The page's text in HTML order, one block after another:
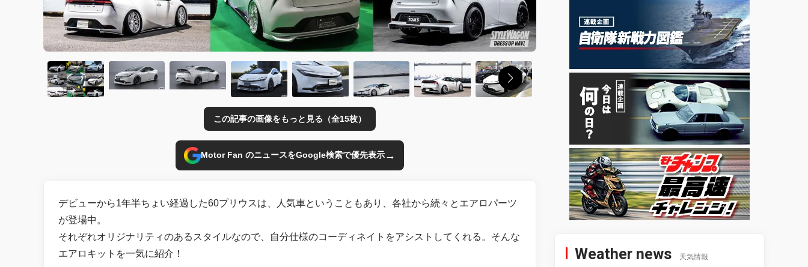
この記事の画像をもっと見る（全15枚）
Motor Fan のニュースをGoogle検索で優先表示→
デビューから1年半ちょい経過した60プリウスは、人気車ということもあり、各社から続々とエアロパーツ
が登場中。
それぞれオリジナリティのあるスタイルなので、自分仕様のコーディネイトをアシストしてくれる。そんな
エアロキットを一気に紹介！
Weather news 天気情報